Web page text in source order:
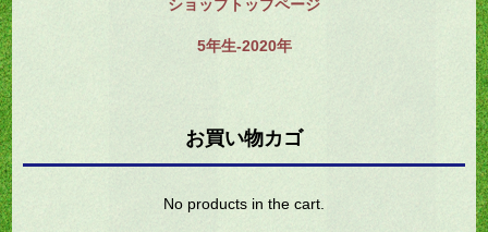
ショップトップページ
5年生-2020年
お買い物カゴ
No products in the cart.